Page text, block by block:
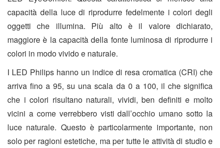
capacità della luce di riprodurre fedelmente i colori degli
oggetti che illumina. Più alto è il valore dichiarato,
maggiore è la capacità della fonte luminosa di riprodurre i
colori in modo vivido e naturale.
I LED Philips hanno un indice di resa cromatica (CRI) che
arriva fino a 95, su una scala da 0 a 100, il che significa
che i colori risultano naturali, vividi, ben definiti e molto
vicini a come verrebbero visti dall’occhio umano sotto la
luce naturale. Questo è particolarmente importante, non
solo per ragioni estetiche, ma per tutte le attività di studio e